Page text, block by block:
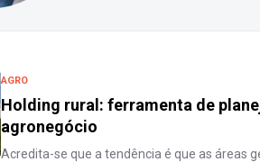
AGRO
Holding rural: ferramenta de
agronegócio
Acredita-se que a tendência é que as áreas